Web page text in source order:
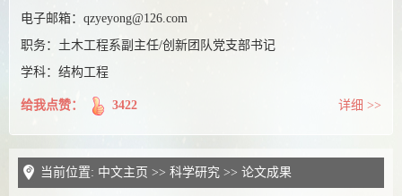
电子邮箱： qzyeyong@126.com
职务： 土木工程系副主任/创新团队党支部书记
学科：结构工程
给我点赞： 3422 详细 >>
当前位置: 中文主页 >> 科学研究 >> 论文成果